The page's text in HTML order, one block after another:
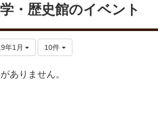
・歴史館のイベント
年1月 10件
ありません。